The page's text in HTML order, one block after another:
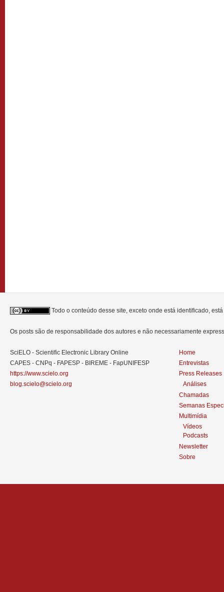
Todo o conteúdo desse site, exceto onde está identificado,
Os posts são de responsabilidade dos autores e não necessariamente
SciELO - Scientific Electronic Library Online
CAPES - CNPq - FAPESP - BIREME - FapUNIFESP
https://www.scielo.org
blog.scielo@scielo.org
Home
Entrevistas
Press Releases
Análises
Chamadas
Semanas
Multimídia
Vídeos
Podcasts
Newsletter
Sobre